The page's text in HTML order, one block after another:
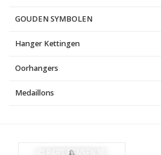
GOUDEN SYMBOLEN
Hanger Kettingen
Oorhangers
Medaillons